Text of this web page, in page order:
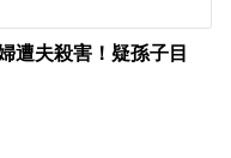
遭夫殺害！疑孫子目